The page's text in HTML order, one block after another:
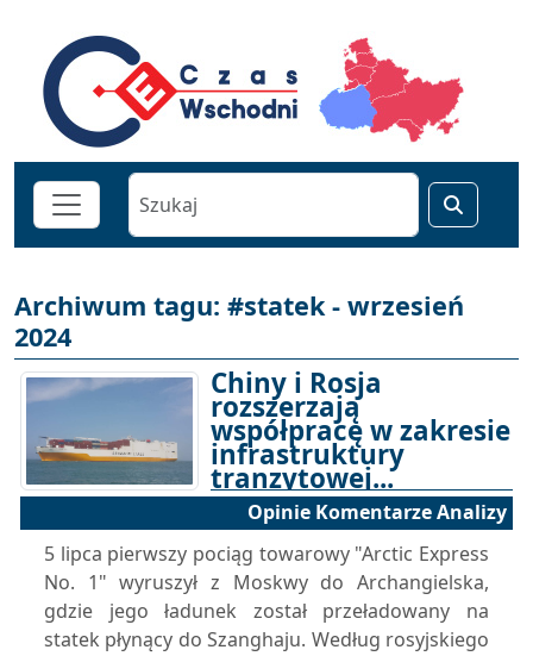
Archiwum tagu: #statek - wrzesień
2024
Chiny i Rosja
rozszerzają
współpracę w zakresie
infrastruktury
tranzytowej...
06-09-2024 17:00
Opinie Komentarze Analizy
5 lipca pierwszy pociąg towarowy "Arctic Express
No. 1" wyruszył z Moskwy do Archangielska,
gdzie jego ładunek został przeładowany na
statek płynący do Szanghaju. Według rosyjskiego